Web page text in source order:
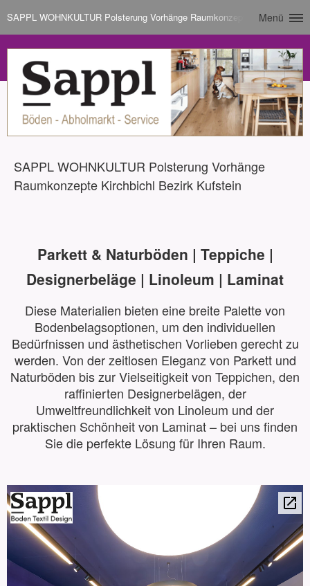
SAPPL WOHNKULTUR Polsterung Vorhänge Raumkonzepte Kirchbichl
Menü
SAPPL WOHNKULTUR Polsterung Vorhänge
Raumkonzepte Kirchbichl Bezirk Kufstein
Parkett & Naturböden | Teppiche |
Designerbeläge | Linoleum | Laminat
Diese Materialien bieten eine breite Palette von
Bodenbelagsoptionen, um den individuellen
Bedürfnissen und ästhetischen Vorlieben gerecht zu
werden. Von der zeitlosen Eleganz von Parkett und
Naturböden bis zur Vielseitigkeit von Teppichen, den
raffinierten Designerbelägen, der
Umweltfreundlichkeit von Linoleum und der
praktischen Schönheit von Laminat – bei uns finden
Sie die perfekte Lösung für Ihren Raum.